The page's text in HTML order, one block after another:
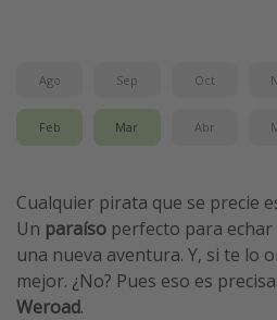
Hoteles más hot de España
Guía de equipaje de mano
Viaja con musicales
El Rey León el musical
Harry Potter en Londres y
Eventos deportivos
Ago Sep Oct
Feb Mar Abr
Cualquier pirata que se precie
Un paraíso perfecto para
una nueva aventura. Y, si te lo
mejor. ¿No? Pues eso es
Weroad.